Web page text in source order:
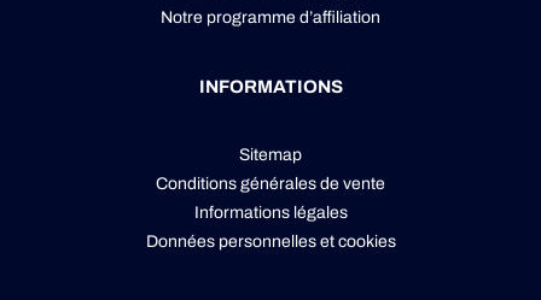
Notre programme d’affiliation
INFORMATIONS
Sitemap
Conditions générales de vente
Informations légales
Données personnelleset cookies